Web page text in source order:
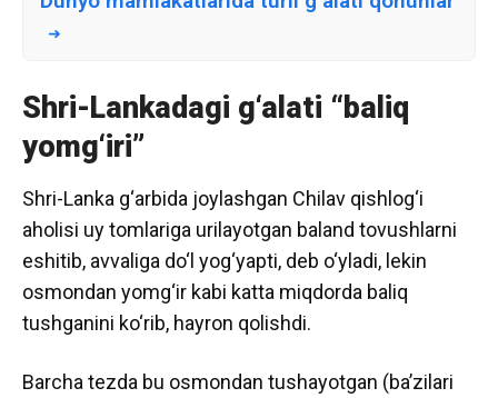
Shri-Lankadagi g‘alati “baliq
yomg‘iri”
Shri-Lanka g‘arbida joylashgan Chilav qishlog‘i
aholisi uy tomlariga urilayotgan baland tovushlarni
eshitib, avvaliga do‘l yog‘yapti, deb o‘yladi, lekin
osmondan yomg‘ir kabi katta miqdorda baliq
tushganini ko‘rib, hayron qolishdi.
Barcha tezda bu osmondan tushayotgan (ba’zilari